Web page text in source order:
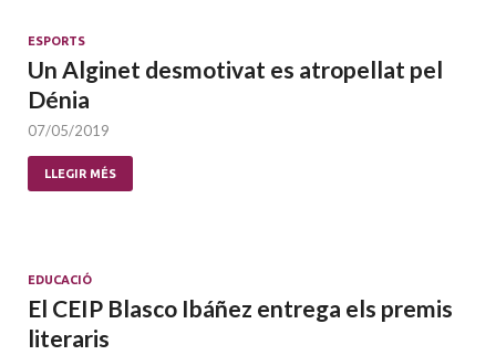
ESPORTS
Un Alginet desmotivat es atropellat pel
Dénia
07/05/2019
LLEGIR MÉS
EDUCACIÓ
El CEIP Blasco Ibáñez entrega els premis
literaris